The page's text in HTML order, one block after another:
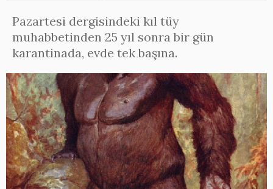
Pazartesi dergisindeki kıl tüy
muhabbetinden 25 yıl sonra bir gün
karantinada, evde tek başına.